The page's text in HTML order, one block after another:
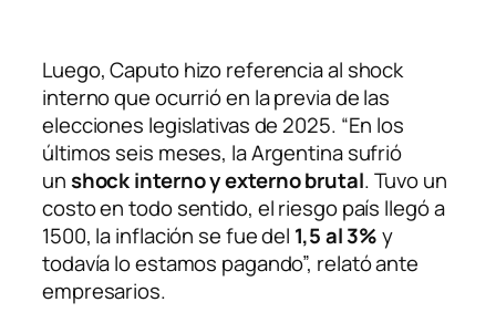
Luego, Caputo hizo referencia al shock
interno que ocurrió en la previa de las
elecciones legislativas de 2025. “En los
últimos seis meses, la Argentina sufrió
unshock interno y externo brutal. Tuvo un
costo en todo sentido, el riesgo país llegó a
1500, la inflación se fue del 1,5 al 3%y
todavía lo estamos pagando”, relató ante
empresarios.